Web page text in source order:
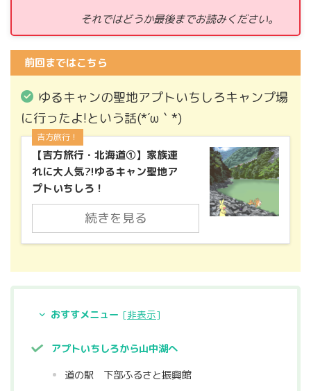
それではどうか最後までお読みください。
前回まではこちら
ゆるキャンの聖地アプトいちしろキャンプ場
に行ったよ!という話(*´ω｀*)
吉方旅行！
【吉方旅行・北海道①】家族連
れに大人気?!ゆるキャン聖地ア
プトいちしろ！
続きを見る
おすすメニュー [非表示]
アプトいちしろから山中湖へ
道の駅 下部ふるさと振興館